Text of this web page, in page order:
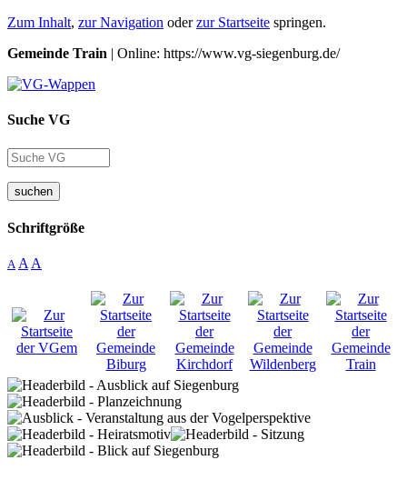
Zum Inhalt, zur Navigation oderzur Startseite springen.
Gemeinde Train | Online: https://www.vg-siegenburg.de/
Suche VG
suchen
Schriftgröße
A A A